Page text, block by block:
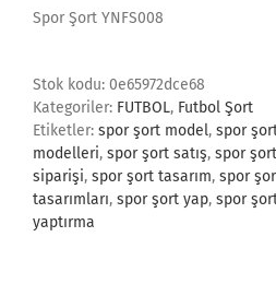
Spor Şort YNFS008
Stok kodu: 0e65972dce68
Kategoriler: FUTBOL, Futbol Şort
Etiketler: spor şort model, spor
modelleri, spor şort satış, spor
siparişi, spor şort tasarım, spor
tasarımları, spor şort yap, spor
yaptırma